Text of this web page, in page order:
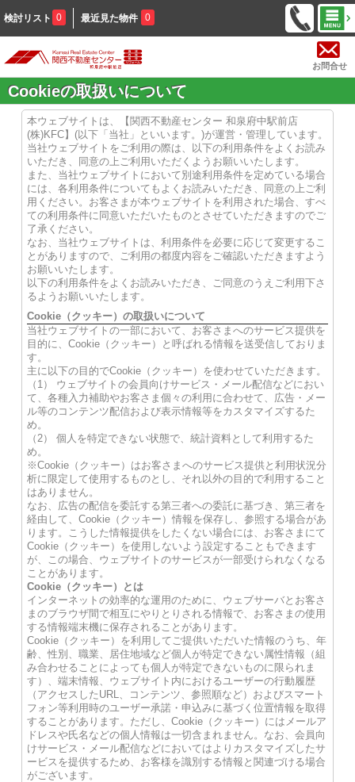
検討リスト 0 最近見た物件 0
お問合せ
Cookieの取扱いについて
本ウェブサイトは、【関西不動産センター 和泉府中駅前店
(株)KFC】(以下「当社」といいます。)が運営・管理しています。
当社ウェブサイトをご利用の際は、以下の利用条件をよくお読み
いただき、同意の上ご利用いただくようお願いいたします。
また、当社ウェブサイトにおいて別途利用条件を定めている場合
には、各利用条件についてもよくお読みいただき、同意の上ご利
用ください。お客さまが本ウェブサイトを利用された場合、すべ
ての利用条件に同意いただいたものとさせていただきますのでご
了承ください。
なお、当社ウェブサイトは、利用条件を必要に応じて変更するこ
とがありますので、ご利用の都度内容をご確認いただきますよう
お願いいたします。
以下の利用条件をよくお読みいただき、ご同意のうえご利用下さ
るようお願いいたします。
Cookie（クッキー）の取扱いについて
当社ウェブサイトの一部において、お客さまへのサービス提供を
目的に、Cookie（クッキー）と呼ばれる情報を送受信しておりま
す。
主に以下の目的でCookie（クッキー）を使わせていただきます。
（1） ウェブサイトの会員向けサービス・メール配信などにおい
て、各種入力補助やお客さま個々の利用に合わせて、広告・メー
ル等のコンテンツ配信および表示情報等をカスタマイズするた
め。
（2） 個人を特定できない状態で、統計資料として利用するた
め。
※Cookie（クッキー）はお客さまへのサービス提供と利用状況分
析に限定して使用するものとし、それ以外の目的で利用すること
はありません。
なお、広告の配信を委託する第三者への委託に基づき、第三者を
経由して、Cookie（クッキー）情報を保存し、参照する場合があ
ります。こうした情報提供をしたくない場合には、お客さまにて
Cookie（クッキー）を使用しないよう設定することもできます
が、この場合、ウェブサイトのサービスが一部受けられなくなる
ことがあります。
Cookie（クッキー）とは
インターネットの効率的な運用のために、ウェブサーバとお客さ
まのブラウザ間で相互にやりとりされる情報で、お客さまの使用
する情報端末機に保存されることがあります。
Cookie（クッキー）を利用してご提供いただいた情報のうち、年
齢、性別、職業、居住地域など個人が特定できない属性情報（組
み合わせることによっても個人が特定できないものに限られま
す）、端末情報、ウェブサイト内におけるユーザーの行動履歴
（アクセスしたURL、コンテンツ、参照順など）およびスマート
フォン等利用時のユーザー承諾・申込みに基づく位置情報を取得
することがあります。ただし、Cookie（クッキー）にはメールア
ドレスや氏名などの個人情報は一切含まれません。なお、会員向
けサービス・メール配信などにおいてはよりカスタマイズしたサ
ービスを提供するため、お客様を識別する情報と関連づける場合
がございます。